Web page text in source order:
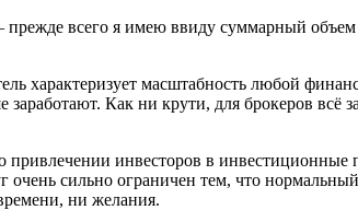
всего я имею ввиду суммарный
характеризует масштабность любой
Как ни крути, для брокеров
инвесторов в
сильно ограничен тем, что
ни желания.